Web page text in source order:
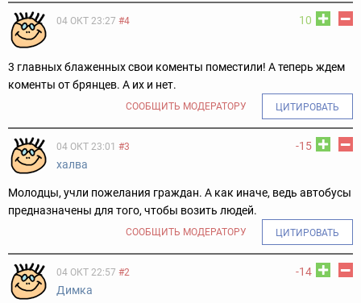
10
04 ОКТ 23:27 #4
3 главных блаженных свои коменты поместили! А теперь ждем
коменты от брянцев. А их и нет.
СООБЩИТЬ МОДЕРАТОРУ ЦИТИРОВАТЬ
-15
04 ОКТ 23:01 #3
халва
Молодцы, учли пожелания граждан. А как иначе, ведь автобусы
предназначены для того, чтобы возить людей.
СООБЩИТЬ МОДЕРАТОРУ ЦИТИРОВАТЬ
-14
04 ОКТ 22:57 #2
Димка